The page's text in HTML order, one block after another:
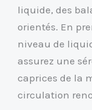
liquide, des
orientés. En
niveau de
assurez une
caprices de la
circulation